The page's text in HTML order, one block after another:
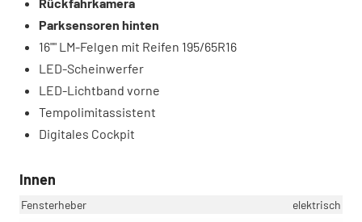
Parksensoren hinten
16"" LM-Felgen mit Reifen 195/65R16
LED-Scheinwerfer
LED-Lichtband vorne
Tempolimitassistent
Digitales Cockpit
Innen
Fensterheber
elektrisch